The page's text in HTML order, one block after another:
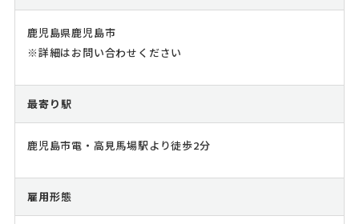
鹿児島県鹿児島市
※詳細はお問い合わせください
最寄り駅
鹿児島市電・高見馬場駅より徒歩2分
雇用形態